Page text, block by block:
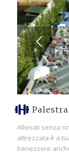
Palestra
Allenati senza
attrezzata è a
benessere